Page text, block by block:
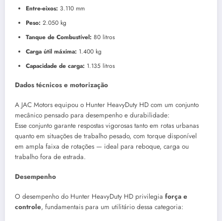
Entre-eixos: 3.110 mm
Peso: 2.050 kg
Tanque de Combustível: 80 litros
Carga útil máxima: 1.400 kg
Capacidade de carga: 1.135 litros
Dados técnicos e motorização
A JAC Motors equipou o Hunter HeavyDuty HD com um conjunto
mecânico pensado para desempenho e durabilidade:
Esse conjunto garante respostas vigorosas tanto em rotas urbanas
quanto em situações de trabalho pesado, com torque disponível
em ampla faixa de rotações — ideal para reboque, carga ou
trabalho fora de estrada.
Desempenho
O desempenho do Hunter HeavyDuty HD privilegia força e
controle, fundamentais para um utilitário dessa categoria: